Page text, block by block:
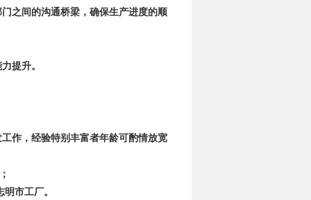
之间的沟通桥梁，确保生产进度的顺
提升。
作，经验特别丰富者年龄可酌情放宽
市工厂。